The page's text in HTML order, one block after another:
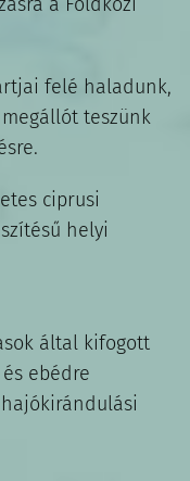
felé haladunk,
teszünk
ciprusi
helyi
által kifogott
ebédre